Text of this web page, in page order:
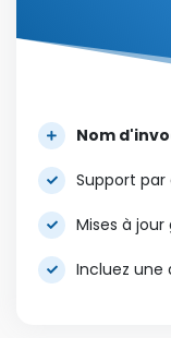
Alexa
Votre flux radio
créons des Skills
permettent à
Nom
Support par
Mises à
Incluez une